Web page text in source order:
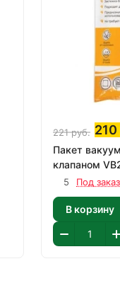
221руб. 210
Пакет
клапаном
5 Под
В корзину